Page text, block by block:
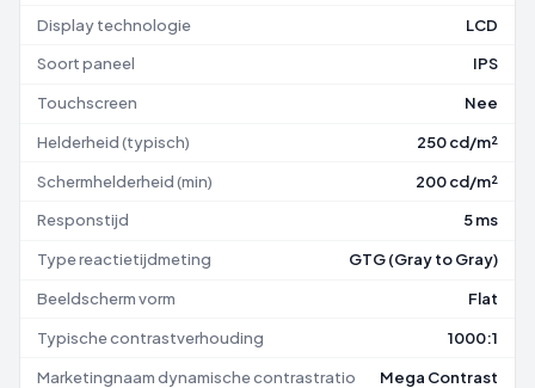
Display technologie LCD
Soort paneel IPS
Touchscreen Nee
Helderheid (typisch) 250 cd/m²
Schermhelderheid (min) 200 cd/m²
Responstijd 5 ms
Type reactietijdmeting GTG (Gray to Gray)
Beeldscherm vorm Flat
Typische contrastverhouding 1000:1
Marketingnaam dynamische contrastratio Mega Contrast